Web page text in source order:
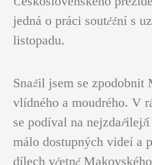
FIGURÁLNÍ
jedná o práci soutěžní s
listopadu.
Snažil jsem se zpodobnit
vlídného a moudrého. V
se podíval na
málo dostupných videí a
dílech včetně